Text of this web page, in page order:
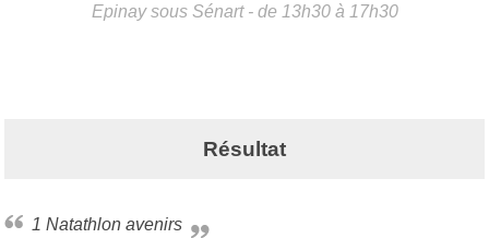
Epinay sous Sénart - de 13h30 à 17h30
Résultat
1 Natathlon avenirs